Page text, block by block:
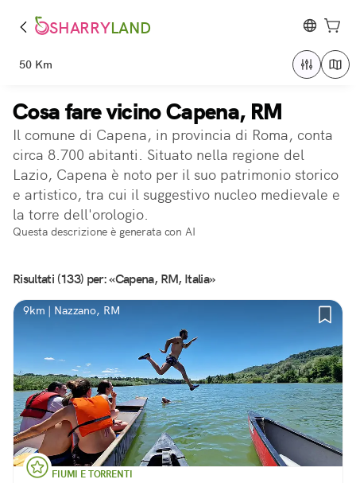
SHARRYLAND
50 Km
Cosa fare vicino Capena, RM
Il comune di Capena, in provincia di Roma, conta
circa 8.700 abitanti. Situato nella regione del
Lazio, Capena è noto per il suo patrimonio storico
e artistico, tra cui il suggestivo nucleo medievale e
la torre dell'orologio.
Questa descrizione è generata con AI
Risultati (133) per: «Capena, RM, Italia»
9km | Nazzano, RM
FIUMI E TORRENTI